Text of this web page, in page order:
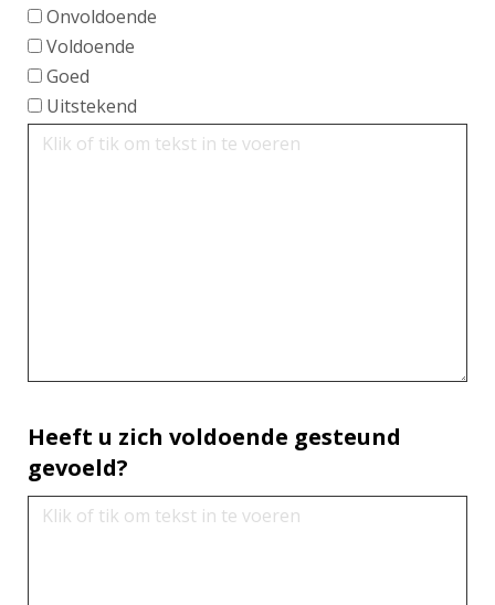
Onvoldoende
Voldoende
Goed
Uitstekend
Heeft u zich voldoende gesteund
gevoeld?